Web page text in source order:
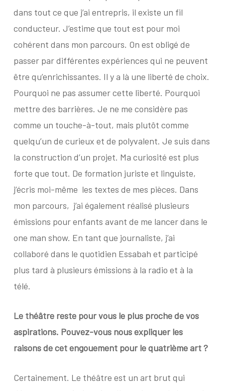
dans tout ce que j’ai entrepris, il existe un fil
conducteur. J’estime que tout est pour moi
cohérent dans mon parcours. On est obligé de
passer par différentes expériences qui ne peuvent
être qu’enrichissantes. Il y a là une liberté de choix.
Pourquoi ne pas assumer cette liberté. Pourquoi
mettre des barrières. Je ne me considère pas
comme un touche-à-tout, mais plutôt comme
quelqu’un de curieux et de polyvalent. Je suis dans
la construction d’un projet. Ma curiosité est plus
forte que tout. De formation juriste et linguiste,
j’écris moi-même les textes de mes pièces. Dans
mon parcours, j’ai également réalisé plusieurs
émissions pour enfants avant de me lancer dans le
one man show. En tant que journaliste, j’ai
collaboré dans le quotidien Essabah et participé
plus tard à plusieurs émissions à la radio et à la
télé.
Le théâtre reste pour vous le plus proche de vos
aspirations. Pouvez-vous nous expliquer les
raisons de cet engouement pour le quatrième art ?
Certainement. Le théâtre est un art brut qui